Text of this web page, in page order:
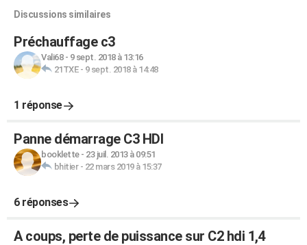
Discussions similaires
Préchauffage c3
Vali68- 9 sept. 2018 à 13:16
21TXE- 9 sept. 2018 à 14:48
1 réponse
Panne démarrage C3 HDI
booklette- 23 juil. 2013 à 09:51
bhitier- 22 mars 2019 à 15:37
6 réponses
A coups, perte de puissance sur C2 hdi 1,4